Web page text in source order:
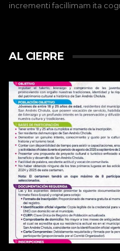
incrementi facillimam ita
AL CIERRE